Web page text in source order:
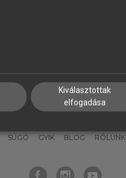
SÚGÓ GYIK BLOG RÓLUNK
Kiválasztottak
elfogadása